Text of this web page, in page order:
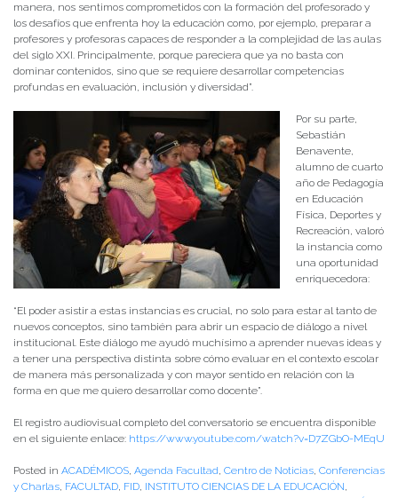
manera, nos sentimos comprometidos con la formación del profesorado y
los desafíos que enfrenta hoy la educación como, por ejemplo, preparar a
profesores y profesoras capaces de responder a la complejidad de las aulas
del siglo XXI. Principalmente, porque pareciera que ya no basta con
dominar contenidos, sino que se requiere desarrollar competencias
profundas en evaluación, inclusión y diversidad”.
Por su parte,
Sebastián
Benavente,
alumno de cuarto
año de Pedagogía
en Educación
Física, Deportes y
Recreación, valoró
la instancia como
una oportunidad
enriquecedora:
“El poder asistir a estas instancias es crucial, no solo para estar al tanto de
nuevos conceptos, sino también para abrir un espacio de diálogo a nivel
institucional. Este diálogo me ayudó muchísimo a aprender nuevas ideas y
a tener una perspectiva distinta sobre cómo evaluar en el contexto escolar
de manera más personalizada y con mayor sentido en relación con la
forma en que me quiero desarrollar como docente”.
El registro audiovisual completo del conversatorio se encuentra disponible
en el siguiente enlace: https://www.youtube.com/watch?v=D7ZGbO-MEqU
Posted in ACADÉMICOS, Agenda Facultad, Centro de Noticias, Conferencias
y Charlas, FACULTAD, FID, INSTITUTO CIENCIAS DE LA EDUCACIÓN,